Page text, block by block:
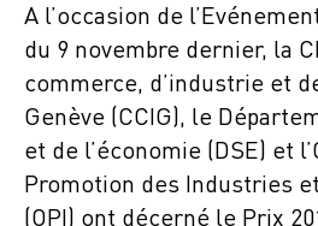
A l’occasion de
du 9 novembre dernier, la
commerce, d’industrie et
Genève (CCIG), le
et de l’économie (DSE) et
Promotion des Industries
(OPI) ont décerné le Prix